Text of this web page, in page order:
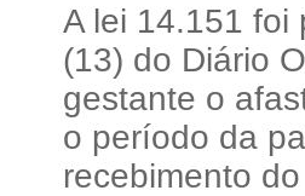
A lei 14.151 foi
(13) do Diário
gestante o
o período da
recebimento